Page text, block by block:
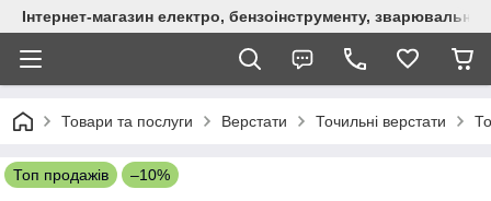
Інтернет-магазин електро, бензоінструменту,
Товари та послуги Верстати Точильні верстати
Топ продажів –10%